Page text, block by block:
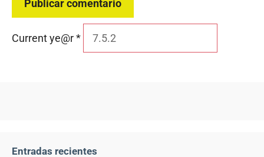
Current ye@r*
Entradas recientes